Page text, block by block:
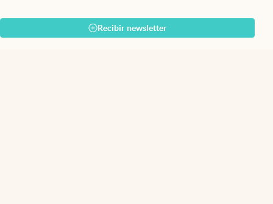
Recibir newsletter